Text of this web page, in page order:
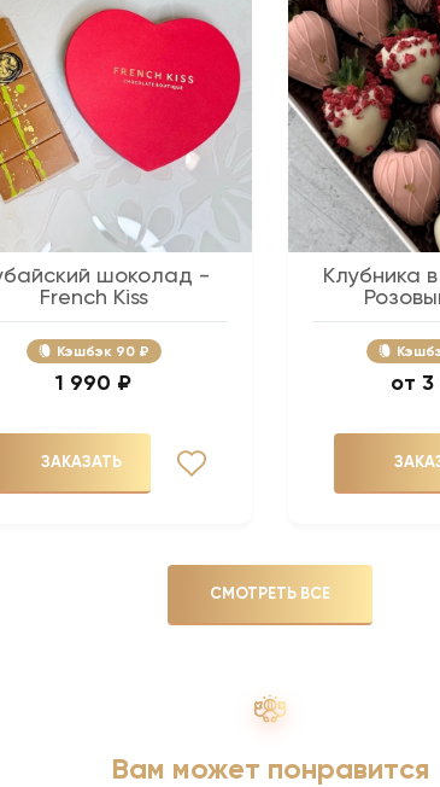
шоколад -
French Kiss
Кэшбэк 90 ₽
1 990 ₽
ЗАКАЗАТЬ
Клубника
3
СМОТРЕТЬ ВСЕ
Вам может понравится